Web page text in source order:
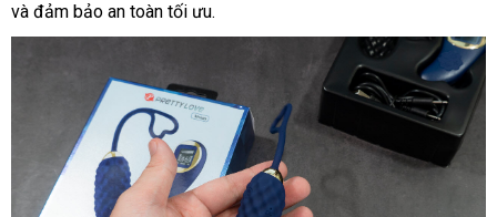
và đảm bảo an toàn tối ưu.